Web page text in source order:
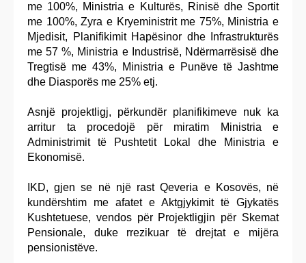
me 100%, Ministria e Kulturës, Rinisë dhe Sportit
me 100%, Zyra e Kryeministrit me 75%, Ministria e
Mjedisit, Planifikimit Hapësinor dhe Infrastrukturës
me 57 %, Ministria e Industrisë, Ndërmarrësisë dhe
Tregtisë me 43%, Ministria e Punëve të Jashtme
dhe Diasporës me 25% etj.
Asnjë projektligj, përkundër planifikimeve nuk ka
arritur ta procedojë për miratim Ministria e
Administrimit të Pushtetit Lokal dhe Ministria e
Ekonomisë.
IKD, gjen se në një rast Qeveria e Kosovës, në
kundërshtim me afatet e Aktgjykimit të Gjykatës
Kushtetuese, vendos për Projektligjin për Skemat
Pensionale, duke rrezikuar të drejtat e mijëra
pensionistëve.